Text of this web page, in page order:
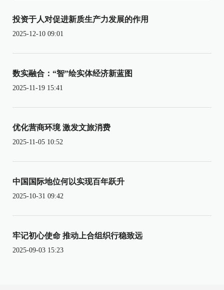
投资于人对促进新质生产力发展的作用
2025-12-10 09:01
数实融合：“智”绘实体经济新蓝图
2025-11-19 15:41
优化营商环境 激发文旅消费
2025-11-05 10:52
中国国际地位何以实现百年跃升
2025-10-31 09:42
牢记初心使命 推动上合组织行稳致远
2025-09-03 15:23